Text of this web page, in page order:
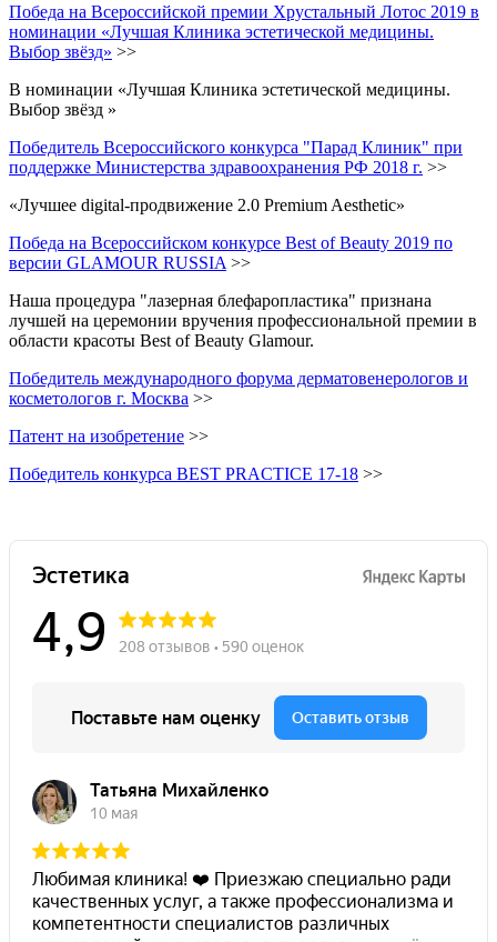
Победа на Всероссийской премии Хрустальный Лотос 2019 в
номинации «Лучшая Клиника эстетической медицины.
Выбор звёзд» >>
В номинации «Лучшая Клиника эстетической медицины.
Выбор звёзд »
Победитель Всероссийского конкурса "Парад Клиник" при
поддержке Министерства здравоохранения РФ 2018 г. >>
«Лучшее digital-продвижение 2.0 Premium Aesthetic»
Победа на Всероссийском конкурсе Best of Beauty 2019 по
версии GLAMOUR RUSSIA >>
Наша процедура "лазерная блефаропластика" признана
лучшей на церемонии вручения профессиональной премии в
области красоты Best of Beauty Glamour.
Победитель международного форума дерматовенерологов и
косметологов г. Москва >>
Патент на изобретение >>
Победитель конкурса BEST PRACTICE 17-18 >>